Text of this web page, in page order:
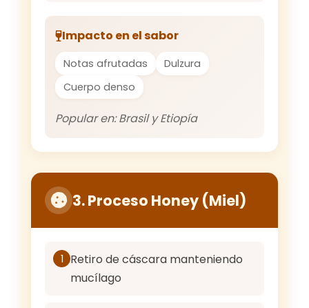
Impacto en el sabor
Notas afrutadas
Dulzura
Cuerpo denso
Popular en: Brasil y Etiopía
3. Proceso Honey (Miel)
1 Retiro de cáscara manteniendo
mucílago